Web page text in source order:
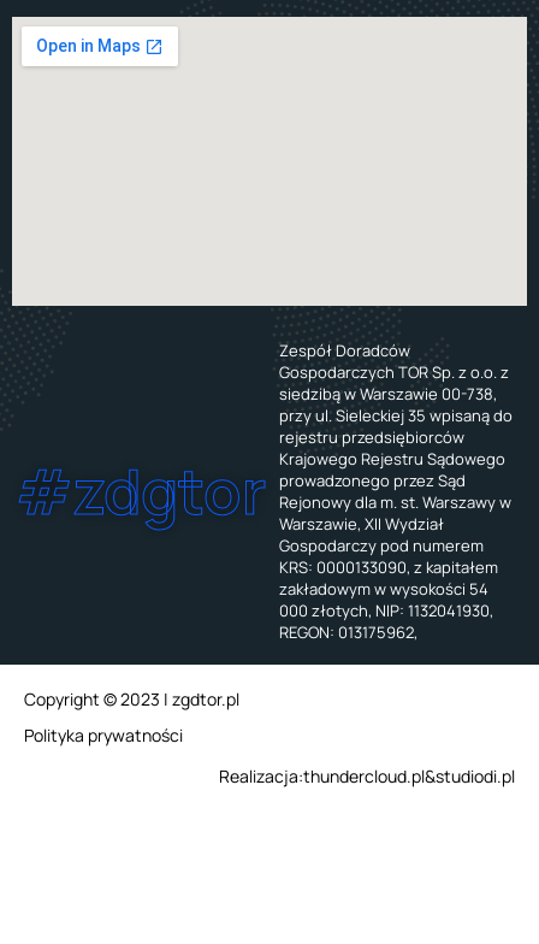
#zdgtor
Zespół Doradców
Gospodarczych TOR Sp. z o.o. z
siedzibą w Warszawie 00-738,
przy ul. Sieleckiej 35 wpisaną do
rejestru przedsiębiorców
Krajowego Rejestru Sądowego
prowadzonego przez Sąd
Rejonowy dla m. st. Warszawy w
Warszawie, XII Wydział
Gospodarczy pod numerem
KRS: 0000133090, z kapitałem
zakładowym w wysokości 54
000 złotych, NIP: 1132041930,
REGON: 013175962,
Copyright © 2023 | zgdtor.pl
Polityka prywatności
studiodi.pl
&
thundercloud.pl
Realizacja: